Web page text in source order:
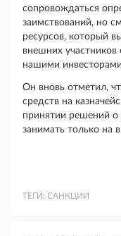
сопровождаться
заимствований, но
ресурсов, который
внешних
нашими
Он вновь отметил,
средств на
принятии решений о
занимать только на
ТЕГИ: САНКЦИИ